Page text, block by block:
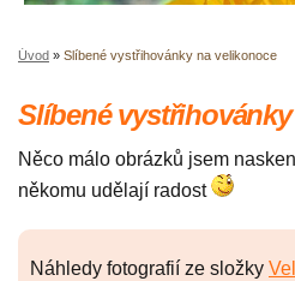
Úvod » Slíbené vystřihovánky na velikonoce
Slíbené
Něco málo obrázků jsem
někomu udělají radost
Náhledy fotografií ze složky